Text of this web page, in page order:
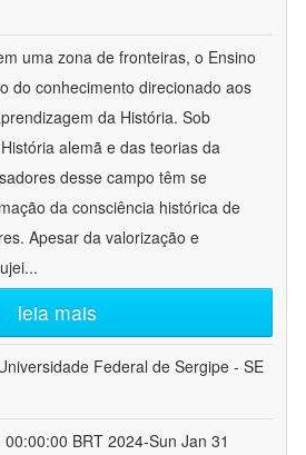
uma zona de fronteiras, o Ensino
do conhecimento direcionado aos
da História. Sob
alemã e das teorias da
desse campo têm se
da consciência histórica de
Apesar da valorização e
...
leia mais
Federal de Sergipe - SE
BRT 2024-Sun Jan 31